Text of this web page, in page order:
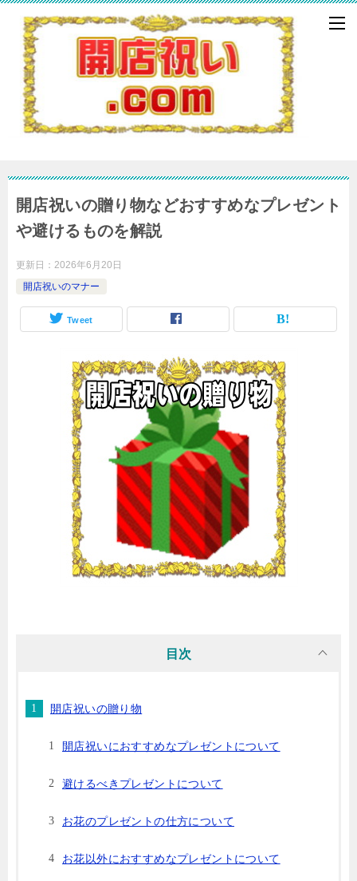
開店祝いの贈り物などおすすめなプレゼント
や避けるものを解説
更新日： 2026年6月20日
開店祝いのマナー
Tweet
目次
開店祝いの贈り物
開店祝いにおすすめなプレゼントについて
避けるべきプレゼントについて
お花のプレゼントの仕方について
お花以外におすすめなプレゼントについて